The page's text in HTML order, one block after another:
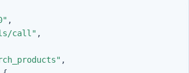
,
call" ,
,